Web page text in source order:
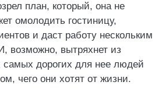
план, который, она не
омолодить гостиницу,
и даст работу нескольким
возможно, вытряхнет из
самых дорогих для нее людей
чего они хотят от жизни.